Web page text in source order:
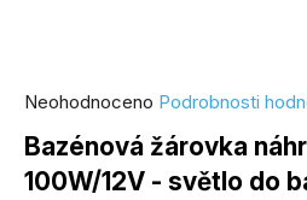
Bazénová žárovka
100W/12V - světlo do
Průměrné
hodnocení
produktu
je
Neohodnoceno Podrobnosti